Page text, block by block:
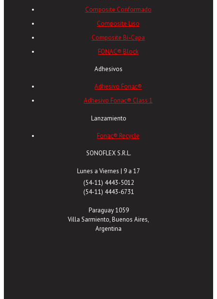
Composite Conformado
Composite Liso
Composite Bi-Capa
FONAC® Block
Adhesivos
Adhesivo Fonac®
Adhesivo Fonac® Class 1
Lanzamiento
Fonac® Recycle
SONOFLEX S.R.L.
Lunes a Viernes | 9 a 17
(54-11) 4443-5012
(54-11) 4443-6731
Paraguay 1059
Villa Sarmiento, Buenos Aires,
Argentina